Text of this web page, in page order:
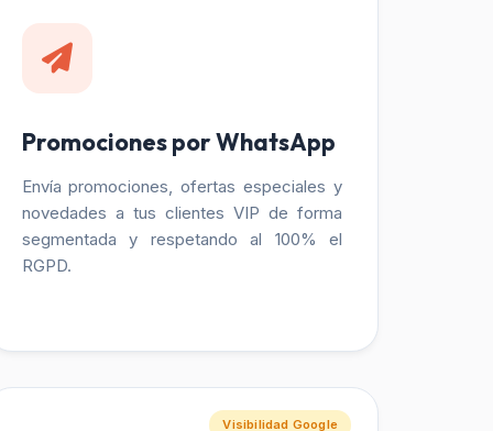
Promociones por WhatsApp
Envía promociones, ofertas especiales y
novedades a tus clientes VIP de forma
segmentada y respetando al 100% el
RGPD.
Visibilidad Google